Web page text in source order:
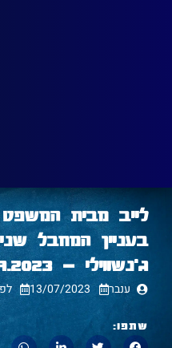
לייב מבית המשפט
בעניין המחבל
ג'נשווילי – 13.07.2023 – חלק א׳
ענבר 13/07/2023
שתפו: